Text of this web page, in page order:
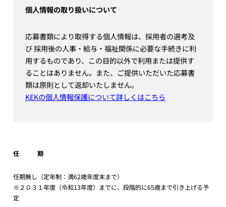
個人情報の取り扱いについて
応募書類により取得する個人情報は、採用者の選考及
び 採用後の人事・給与・福祉関係に必要な手続きに利
用するものであり、この目的以外で利用または提供す
ることはありません。また、ご提供いただいた応募書
類は原則として返却いたしません。
KEKの個人情報保護について詳しくはこちら
任 期
任期無し（定年制：満62歳年度末まで）
※２０３１年度（令和13年度）までに、段階的に65歳まで引き上げる予
定